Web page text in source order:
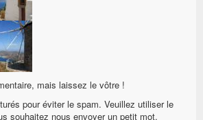
mais laissez le vôtre !
pour éviter le spam. Veuillez utiliser le
souhaitez nous envoyer un petit mot.